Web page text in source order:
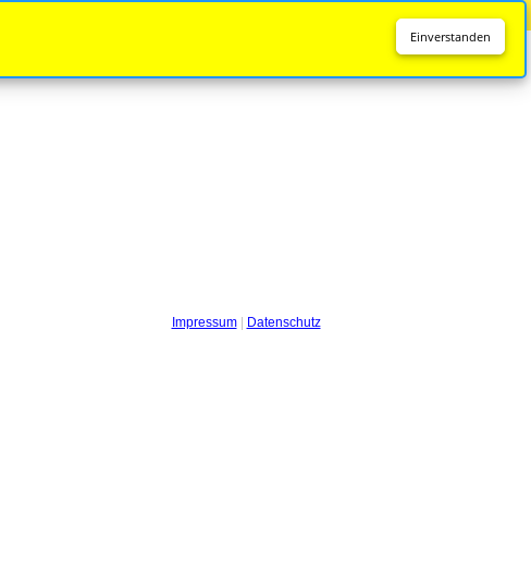
Impressum| Datenschutz
Einverstanden